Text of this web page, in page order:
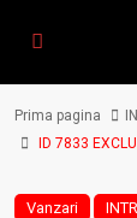
Prima pagina
ID 7833
Vanzari